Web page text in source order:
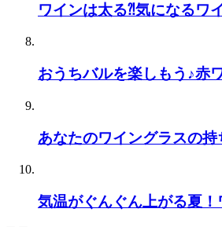
ワインは太る⁈気になるワ
おうちバルを楽しもう♪赤
あなたのワイングラスの
気温がぐんぐん上がる夏